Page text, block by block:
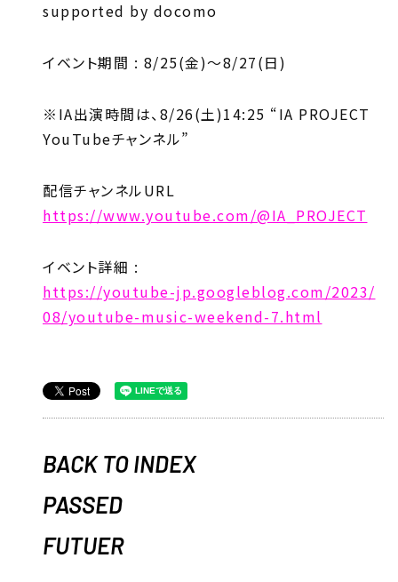
supported by docomo
イベント期間 : 8/25(金)～8/27(日)
※IA出演時間は、8/26(土)14:25 “IA PROJECT
YouTubeチャンネル”
配信チャンネルURL
https://www.youtube.com/@IA_PROJECT
イベント詳細 :
https://youtube-jp.googleblog.com/2023/
08/youtube-music-weekend-7.html
BACK TO INDEX
PASSED
FUTUER